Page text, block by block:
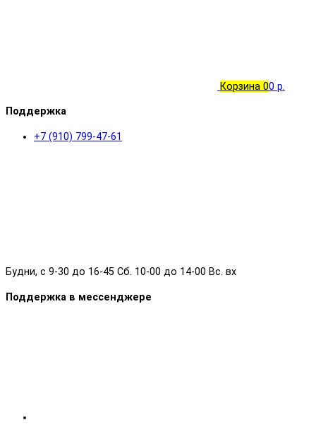
Корзина 00 р.
Поддержка
+7 (910) 799-47-61
Будни, с 9-30 до 16-45 Сб. 10-00 до 14-00 Вс. вх
Поддержка в мессенджере